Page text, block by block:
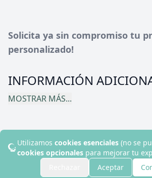
Solicita ya sin compromiso tu
personalizado!
INFORMACIÓN
MOSTRAR MÁS...
Utilizamos cookies esenciales(no se
cookies opcionalespara mejorar tu
Aceptar
© 2024 Disruptive Hotels. Todos los
Contacto